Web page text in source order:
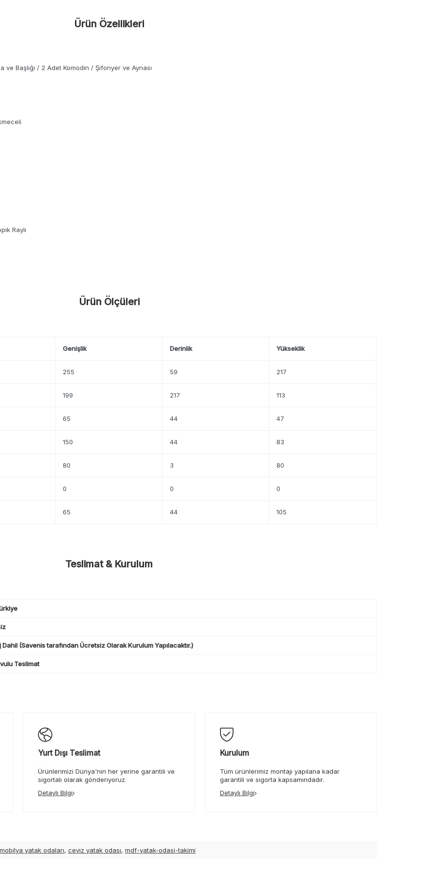
Ürün Özellikleri
ve Başlığı / 2 Adet Komodin / Şifonyer ve Aynası
Raylı
Ürün Ölçüleri
Genişlik Derinlik Yükseklik
255 59 217
199 217 113
65 44 47
150 44 83
80 3 80
0 0 0
65 44 105
Teslimat & Kurulum
Dahil (Savenis tarafından Ücretsiz Olarak Kurulum Yapılacaktır.)
Teslimat
Yurt Dışı Teslimat
Ürünlerimizi Dünya'nın her yerine garantili ve
sigortalı olarak gönderiyoruz.
Detaylı Bilgi
Kurulum
Tüm ürünlerimiz montajı yapılana kadar
garantili ve sigorta kapsamındadır.
Detaylı Bilgi
yatak odaları, ceviz yatak odası, mdf-yatak-odasi-takimi